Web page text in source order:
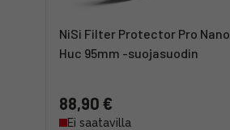
NiSi Filter Protector Pro Nano
Huc 95mm -suojasuodin
88,90 €
Ei saatavilla